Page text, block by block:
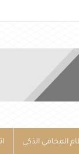
المحامي الذكي